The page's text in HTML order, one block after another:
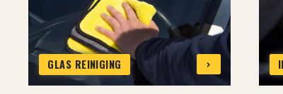
GLAS REINIGING